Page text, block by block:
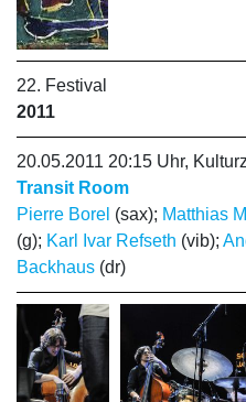
22. Festival
2011
20.05.2011 20:15 Uhr,
Transit Room
Pierre Borel (sax); Matthias
(g); Karl Ivar Refseth (vib);
Backhaus (dr)